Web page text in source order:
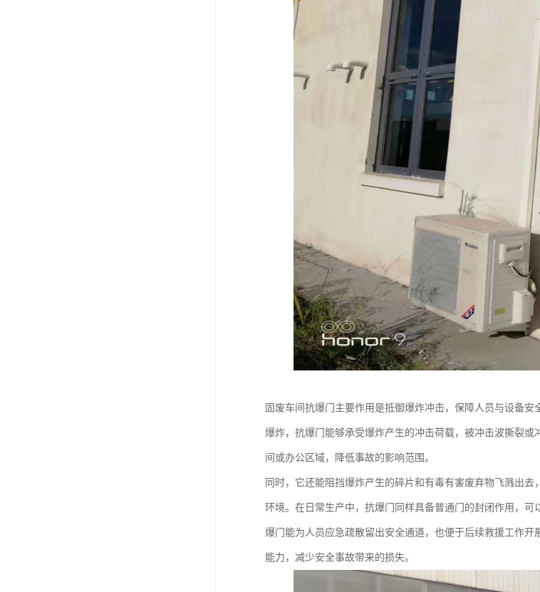
固废车间抗爆门主要作用是抵御爆炸冲击，保障人员与设备
爆炸，抗爆门能够承受爆炸产生的冲击荷载，被冲击波撕裂
间或办公区域，降低事故的影响范围。
同时，它还能阻挡爆炸产生的碎片和有毒有害废弃物飞溅出
环境。在日常生产中，抗爆门同样具备普通门的封闭作用，
爆门能为人员应急疏散留出安全通道，也便于后续救援工作
能力，减少安全事故带来的损失。